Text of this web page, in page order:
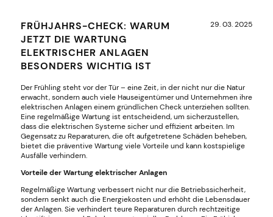
FRÜHJAHRS-CHECK: WARUM
JETZT DIE WARTUNG
ELEKTRISCHER ANLAGEN
BESONDERS WICHTIG IST
Der Frühling steht vor der Tür – eine Zeit, in der nicht nur die Natur
erwacht, sondern auch viele Hauseigentümer und Unternehmen ihre
elektrischen Anlagen einem gründlichen Check unterziehen sollten.
Eine regelmäßige Wartung ist entscheidend, um sicherzustellen,
dass die elektrischen Systeme sicher und effizient arbeiten. Im
Gegensatz zu Reparaturen, die oft aufgetretene Schäden beheben,
bietet die präventive Wartung viele Vorteile und kann kostspielige
Ausfälle verhindern.
Vorteile der Wartung elektrischer Anlagen
Regelmäßige Wartung verbessert nicht nur die Betriebssicherheit,
sondern senkt auch die Energiekosten und erhöht die Lebensdauer
der Anlagen. Sie verhindert teure Reparaturen durch rechtzeitige
29. 03. 2025